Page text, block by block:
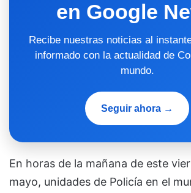
en Google
Recibe nuestras noticias al
informado con la actualidad de
mundo.
Seguir ahora →
En horas de la mañana de este
mayo, unidades de Policía en el